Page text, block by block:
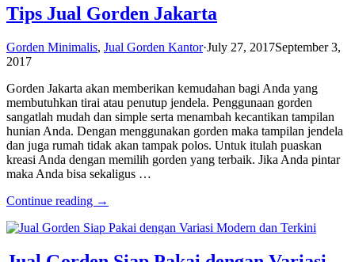
Tips Jual Gorden Jakarta
Gorden Minimalis, Jual Gorden Kantor·July 27, 2017September 3,
2017
Gorden Jakarta akan memberikan kemudahan bagi Anda yang
membutuhkan tirai atau penutup jendela. Penggunaan gorden
sangatlah mudah dan simple serta menambah kecantikan tampilan
hunian Anda. Dengan menggunakan gorden maka tampilan jendela
dan juga rumah tidak akan tampak polos. Untuk itulah puaskan
kreasi Anda dengan memilih gorden yang terbaik. Jika Anda pintar
maka Anda bisa sekaligus …
Continue reading →